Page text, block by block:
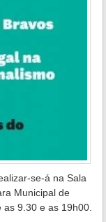
se-á na Sala
Municipal de
9.30 e as 19h00.